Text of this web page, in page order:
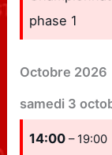
phase 1
Octobre 2026
samedi 3
14:00– 19:00